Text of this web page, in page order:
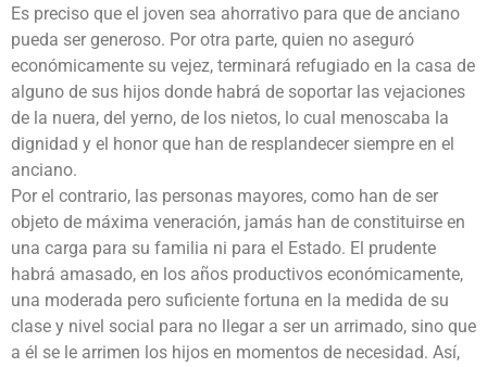
Es preciso que el joven sea ahorrativo para que de anciano
pueda ser generoso. Por otra parte, quien no aseguró
económicamente su vejez, terminará refugiado en la casa de
alguno de sus hijos donde habrá de soportar las vejaciones
de la nuera, del yerno, de los nietos, lo cual menoscaba la
dignidad y el honor que han de resplandecer siempre en el
anciano.
Por el contrario, las personas mayores, como han de ser
objeto de máxima veneración, jamás han de constituirse en
una carga para su familia ni para el Estado. El prudente
habrá amasado, en los años productivos económicamente,
una moderada pero suficiente fortuna en la medida de su
clase y nivel social para no llegar a ser un arrimado, sino que
a él se le arrimen los hijos en momentos de necesidad. Así,